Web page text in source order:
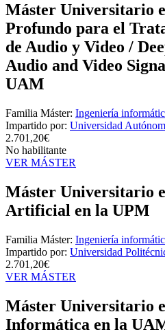
Máster Universitario
Profundo para el
de Audio y Video /
Audio and Video
UAM
Familia Máster: Ingeniería
Impartido por: Universidad
2.701,20€
No habilitante
VER MÁSTER
Máster Universitario
Artificial en la UPM
Familia Máster: Ingeniería
Impartido por: Universidad
2.701,20€
VER MÁSTER
Máster Universitario
Informática en la